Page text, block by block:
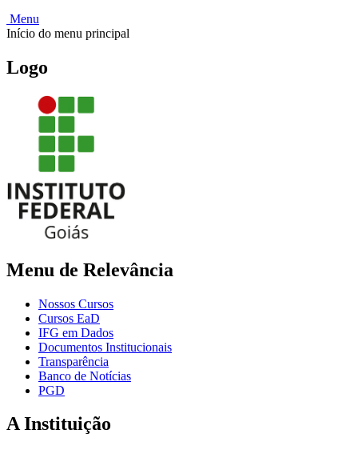
Menu
Início do menu principal
Logo
Menu de Relevância
Nossos Cursos
Cursos EaD
IFG em Dados
Documentos Institucionais
Transparência
Banco de Notícias
PGD
A Instituição